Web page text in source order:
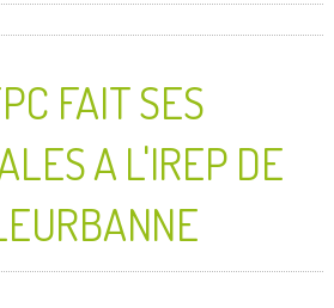
FAIT SES
A L'IREP DE